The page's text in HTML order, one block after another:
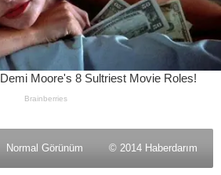
Normal Görünüm © 2014 Haberdarım